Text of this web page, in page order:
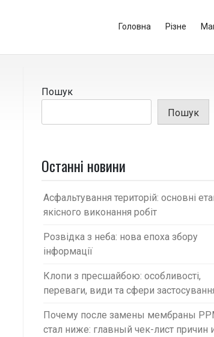
Головна Різне
Пошук
Пошук
Останні новини
Асфальтування територій: основні
якісного виконання робіт
Розвідка з неба: нова епоха збору
інформації
Клопи з пресшайбою: особливості,
переваги, види та сфери
Почему после замены мембраны
стал ниже: главный чек-лист причин